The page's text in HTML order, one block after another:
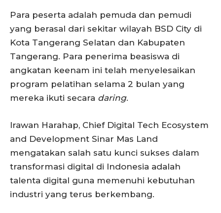
Para peserta adalah pemuda dan pemudi
yang berasal dari sekitar wilayah BSD City di
Kota Tangerang Selatan dan Kabupaten
Tangerang. Para penerima beasiswa di
angkatan keenam ini telah menyelesaikan
program pelatihan selama 2 bulan yang
mereka ikuti secara daring.
Irawan Harahap, Chief Digital Tech Ecosystem
and Development Sinar Mas Land
mengatakan salah satu kunci sukses dalam
transformasi digital di Indonesia adalah
talenta digital guna memenuhi kebutuhan
industri yang terus berkembang.